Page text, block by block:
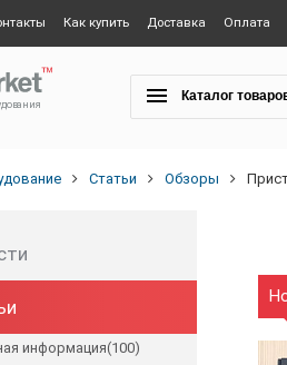
Как купить Доставка Оплата
Каталог
Статьи Обзоры
информация(100)